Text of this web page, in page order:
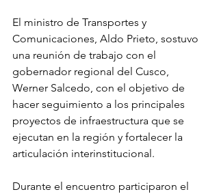
El ministro de Transportes y
Comunicaciones, Aldo Prieto, sostuvo
una reunión de trabajo con el
gobernador regional del Cusco,
Werner Salcedo, con el objetivo de
hacer seguimiento a los principales
proyectos de infraestructura que se
ejecutan en la región y fortalecer la
articulación interinstitucional.
Durante el encuentro participaron el